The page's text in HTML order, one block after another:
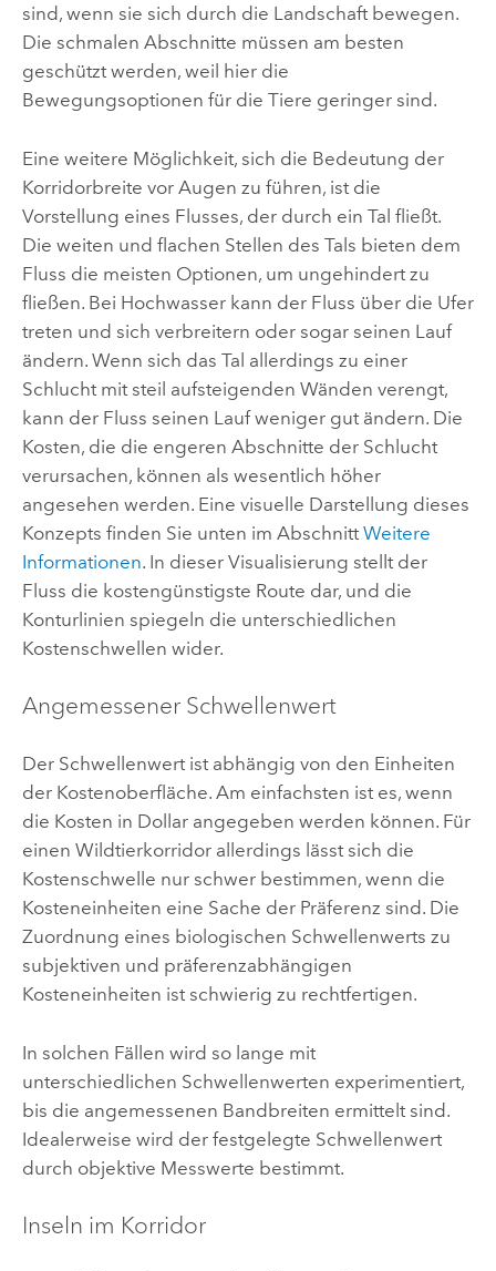
sind, wenn sie sich durch die Landschaft bewegen.
Die schmalen Abschnitte müssen am besten
geschützt werden, weil hier die
Bewegungsoptionen für die Tiere geringer sind.
Eine weitere Möglichkeit, sich die Bedeutung der
Korridorbreite vor Augen zu führen, ist die
Vorstellung eines Flusses, der durch ein Tal fließt.
Die weiten und flachen Stellen des Tals bieten dem
Fluss die meisten Optionen, um ungehindert zu
fließen. Bei Hochwasser kann der Fluss über die Ufer
treten und sich verbreitern oder sogar seinen Lauf
ändern. Wenn sich das Tal allerdings zu einer
Schlucht mit steil aufsteigenden Wänden verengt,
kann der Fluss seinen Lauf weniger gut ändern. Die
Kosten, die die engeren Abschnitte der Schlucht
verursachen, können als wesentlich höher
angesehen werden. Eine visuelle Darstellung dieses
Konzepts finden Sie unten im Abschnitt Weitere
Informationen. In dieser Visualisierung stellt der
Fluss die kostengünstigste Route dar, und die
Konturlinien spiegeln die unterschiedlichen
Kostenschwellen wider.
Angemessener Schwellenwert
Der Schwellenwert ist abhängig von den Einheiten
der Kostenoberfläche. Am einfachsten ist es, wenn
die Kosten in Dollar angegeben werden können. Für
einen Wildtierkorridor allerdings lässt sich die
Kostenschwelle nur schwer bestimmen, wenn die
Kosteneinheiten eine Sache der Präferenz sind. Die
Zuordnung eines biologischen Schwellenwerts zu
subjektiven und präferenzabhängigen
Kosteneinheiten ist schwierig zu rechtfertigen.
In solchen Fällen wird so lange mit
unterschiedlichen Schwellenwerten experimentiert,
bis die angemessenen Bandbreiten ermittelt sind.
Idealerweise wird der festgelegte Schwellenwert
durch objektive Messwerte bestimmt.
Inseln im Korridor